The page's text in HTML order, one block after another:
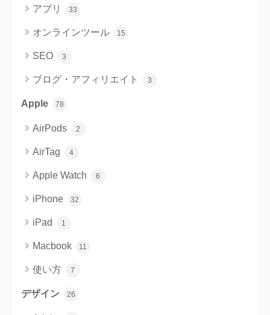
アプリ 33
オンラインツール 15
SEO 3
ブログ・アフィリエイト 3
Apple 78
AirPods 2
AirTag 4
Apple Watch 6
iPhone 32
iPad 1
Macbook 11
使い方 7
デザイン 26